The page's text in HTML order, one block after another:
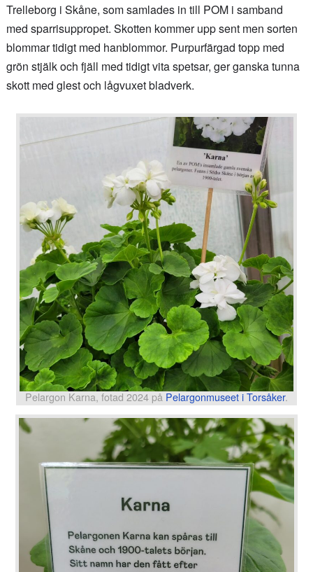
Trelleborg i Skåne, som samlades in till POM i samband
med sparrisuppropet. Skotten kommer upp sent men sorten
blommar tidigt med hanblommor. Purpurfärgad topp med
grön stjälk och fjäll med tidigt vita spetsar, ger ganska tunna
skott med glest och lågvuxet bladverk.
Pelargon Karna, fotad 2024 på Pelargonmuseet i Torsåker.